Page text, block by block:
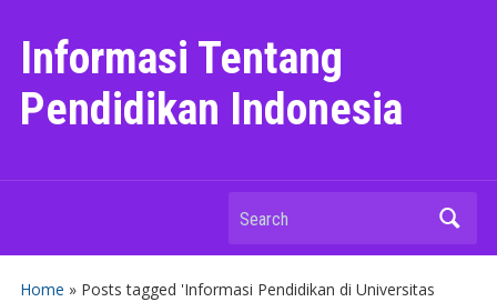
Informasi Tentang
Pendidikan Indonesia
Search
Home » Posts tagged 'Informasi Pendidikan di Universitas